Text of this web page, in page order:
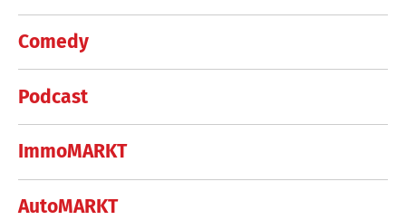
Comedy
Podcast
ImmoMARKT
AutoMARKT